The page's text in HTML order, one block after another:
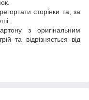
сторінки та, за
з оригінальним
та відрізняється від